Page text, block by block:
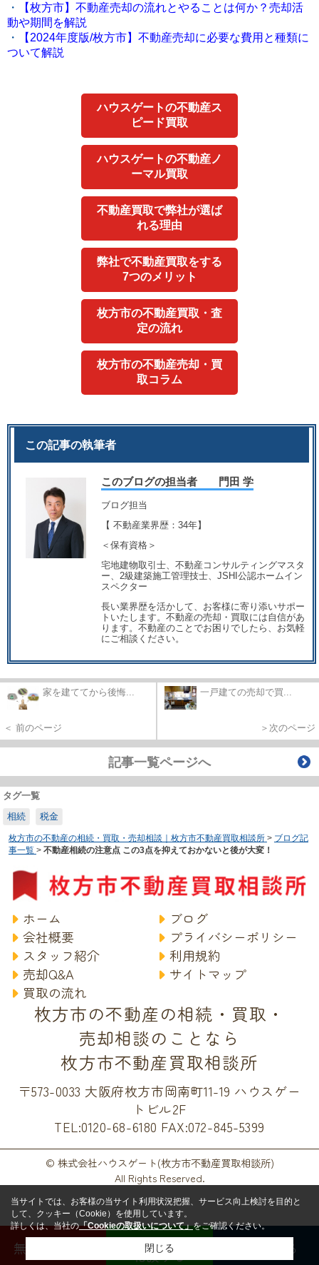
・
【枚方市】不動産売却の流れとやることは何か？売却活
動や期間を解説
・
【2024年度版/枚方市】不動産売却に必要な費用と種類に
ついて解説
ハウスゲートの不動産ス
ピード買取
ハウスゲートの不動産ノ
ーマル買取
不動産買取で弊社が選ば
れる理由
弊社で不動産買取をする
7つのメリット
枚方市の不動産買取・査
定の流れ
枚方市の不動産売却・買
取コラム
この記事の執筆者
このブログの担当者 門田 学
ブログ担当
【 不動産業界歴：34年】
＜保有資格＞
宅地建物取引士、不動産コンサルティングマスタ
ー、2級建築施工管理技士、JSHI公認ホームイン
スペクター
長い業界歴を活かして、お客様に寄り添いサポー
トいたします。不動産の売却・買取には自信があ
ります。不動産のことでお困りでしたら、お気軽
にご相談ください。
家を建ててから後悔...
＜ 前のページ
一戸建ての売却で買...
＞次のページ
記事一覧ページへ
タグ一覧
相続
税金
枚方市の不動産の相続・買取・売却相談｜枚方市不動産買取相談所 > ブログ記
事一覧 > 不動産相続の注意点 この3点を抑えておかないと後が大変！
ホーム
ブログ
会社概要
プライバシーポリシー
スタッフ紹介
利用規約
売却Q&A
サイトマップ
買取の流れ
枚方市の不動産の相続・買取・
売却相談のことなら
枚方市不動産買取相談所
〒573-0033 大阪府枚方市岡南町11-19 ハウスゲー
トビル2F
TEL:0120-68-6180 FAX:072-845-5399
© 株式会社ハウスゲート(枚方市不動産買取相談所)
All Rights Reserved.
無料査定する
LINEで
相談する
電話する
当サイトでは、お客様の当サイト利用状況把握、サービス向上検討を目的と
して、クッキー（Cookie）を使用しています。
詳しくは、当社の「Cookieの取扱いについて」をご確認ください。
閉じる